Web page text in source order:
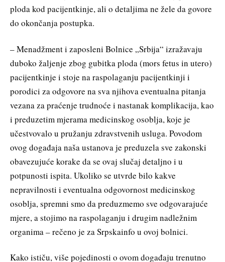
ploda kod pacijentkinje, ali o detaljima ne žele da govore
do okončanja postupka.
– Menadžment i zaposleni Bolnice „Srbija“ izražavaju
duboko žaljenje zbog gubitka ploda (mors fetus in utero)
pacijentkinje i stoje na raspolaganju pacijentkinji i
porodici za odgovore na sva njihova eventualna pitanja
vezana za praćenje trudnoće i nastanak komplikacija, kao
i preduzetim mjerama medicinskog osoblja, koje je
učestvovalo u pružanju zdravstvenih usluga. Povodom
ovog događaja naša ustanova je preduzela sve zakonski
obavezujuće korake da se ovaj slučaj detaljno i u
potpunosti ispita. Ukoliko se utvrde bilo kakve
nepravilnosti i eventualna odgovornost medicinskog
osoblja, spremni smo da preduzmemo sve odgovarajuće
mjere, a stojimo na raspolaganju i drugim nadležnim
organima – rečeno je za Srpskainfo u ovoj bolnici.
Kako ističu, više pojedinosti o ovom događaju trenutno